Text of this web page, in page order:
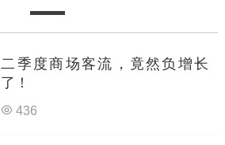
二季度商场客流，竟然负增长
了！
436